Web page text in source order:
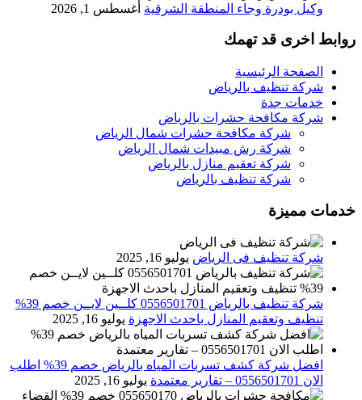
وكيل بودرة وجاء المنطقة الشرقية أغسطس 1, 2026
روابط اخرى قد تهمك
الصفحة الرئيسية
شركة تنظيف بالرياض
خدمات جدة
شركة مكافحة حشرات بالرياض
شركة مكافحة حشرات شمال الرياض
شركة رش مبيدات شمال الرياض
شركة تعقيم منازل بالرياض
شركة تنظيف بالرياض
خدمات مميزة
شركة تنظيف فى الرياض يوليو 16, 2025
شركة تنظيف بالرياض 0556501701 كلــين لايــن خصم 39%
تنظيف وتعقيم المنازل باحدث الاجهزة يوليو 16, 2025
افضل شركة كشف تسربات المياه بالرياض خصم 39% اطلب
الان 0556501701‬‏ – تقارير معتمدة
يوليو 16, 2025